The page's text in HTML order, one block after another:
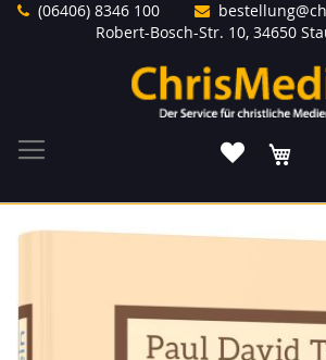
Direkt(06406) 8346 100
Robert-Bosch-Str. 10, 34650
Zum
Bildergalerie
springen